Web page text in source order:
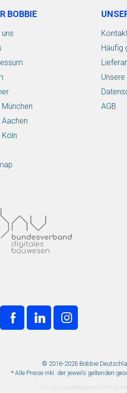
BOBBIE
uns
München
Aachen
Köln
Häufig
AGB
© 2016-2026 Bobbie
* Alle Preise inkl. der jeweils geltenden
This site is protected by reCAPTCHA and